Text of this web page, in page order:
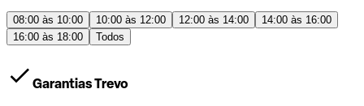
08:00 às 10:00 10:00 às 12:00 12:00 às 14:00
14:00 às 16:00
16:00 às 18:00
Todos
Garantias Trevo